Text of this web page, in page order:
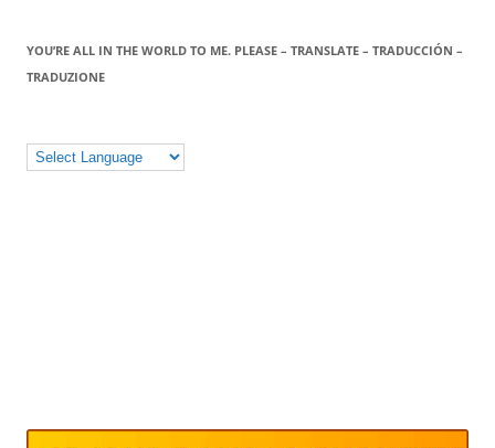
YOU’RE ALL IN THE WORLD TO ME. PLEASE – TRANSLATE – TRADUCCIÓN –
TRADUZIONE